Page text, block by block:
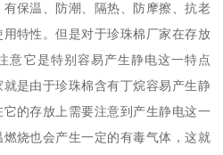
保温、防潮、隔热、防摩擦、抗老
特性。但是对于珍珠棉厂家在存放
意它是特别容易产生静电这一特点
是由于珍珠棉含有丁烷容易产生静
的存放上需要注意到产生静电这一
烧也会产生一定的有毒气体，这就